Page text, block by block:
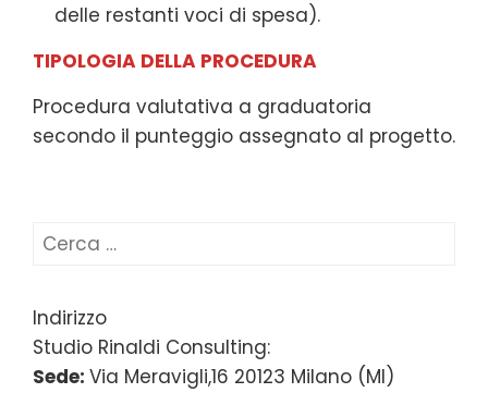
delle restanti voci di spesa).
TIPOLOGIA DELLA PROCEDURA
Procedura valutativa a graduatoria
secondo il punteggio assegnato al progetto.
Ricerca
Indirizzo
Studio Rinaldi Consulting:
Sede: Via Meravigli,16 20123 Milano (MI)